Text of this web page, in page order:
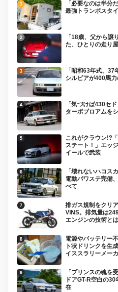
「必要なのは半分
最強トランポスタ
「18歳、父から譲
た、ひとりの走り
「昭和63年式、
シルビアが400馬
「気づけば430セ
ターボブロアムを
これがクラウン!?
ステート！」エッ
イールで武装
「壊れないハコス
電動パワステ完備
べて
排ガス規制をクリ
VINS。排気量は
エンジンの技術とは
電源やバッテリー
ト状ドリンクを生
イススラリーメー
「プリンスの魂を
ドアGT-R空白の
在